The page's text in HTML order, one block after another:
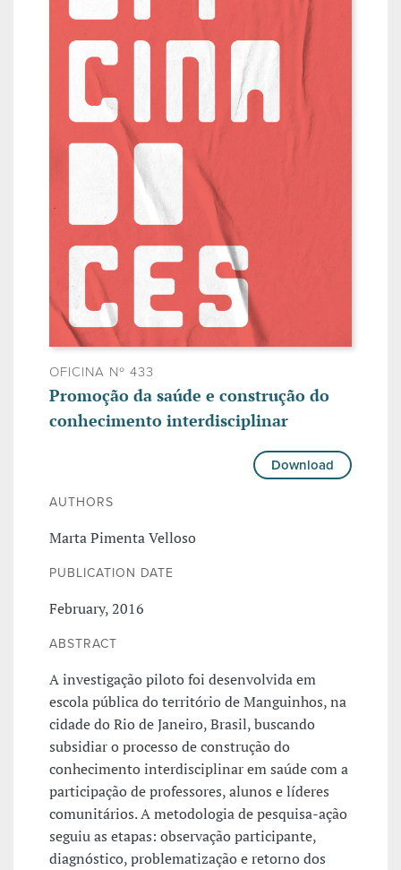
OFICINA Nº 433
Promoção da saúde e construção do
conhecimento interdisciplinar
Download
AUTHORS
Marta Pimenta Velloso
PUBLICATION DATE
February, 2016
ABSTRACT
A investigação piloto foi desenvolvida em
escola pública do território de Manguinhos, na
cidade do Rio de Janeiro, Brasil, buscando
subsidiar o processo de construção do
conhecimento interdisciplinar em saúde com a
participação de professores, alunos e líderes
comunitários. A metodologia de pesquisa-ação
seguiu as etapas: observação participante,
diagnóstico, problematização e retorno dos